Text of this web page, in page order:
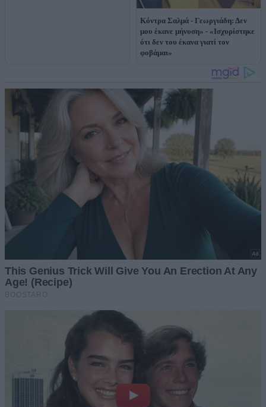
Κόντρα Σαλμά - Γεωργιάδη: Δεν
μου έκανε μήνυση» - «Ισχυρίστηκε
ότι δεν του έκανα γιατί τον
φοβάμαι»